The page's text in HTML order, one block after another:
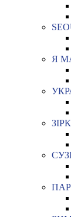
Я